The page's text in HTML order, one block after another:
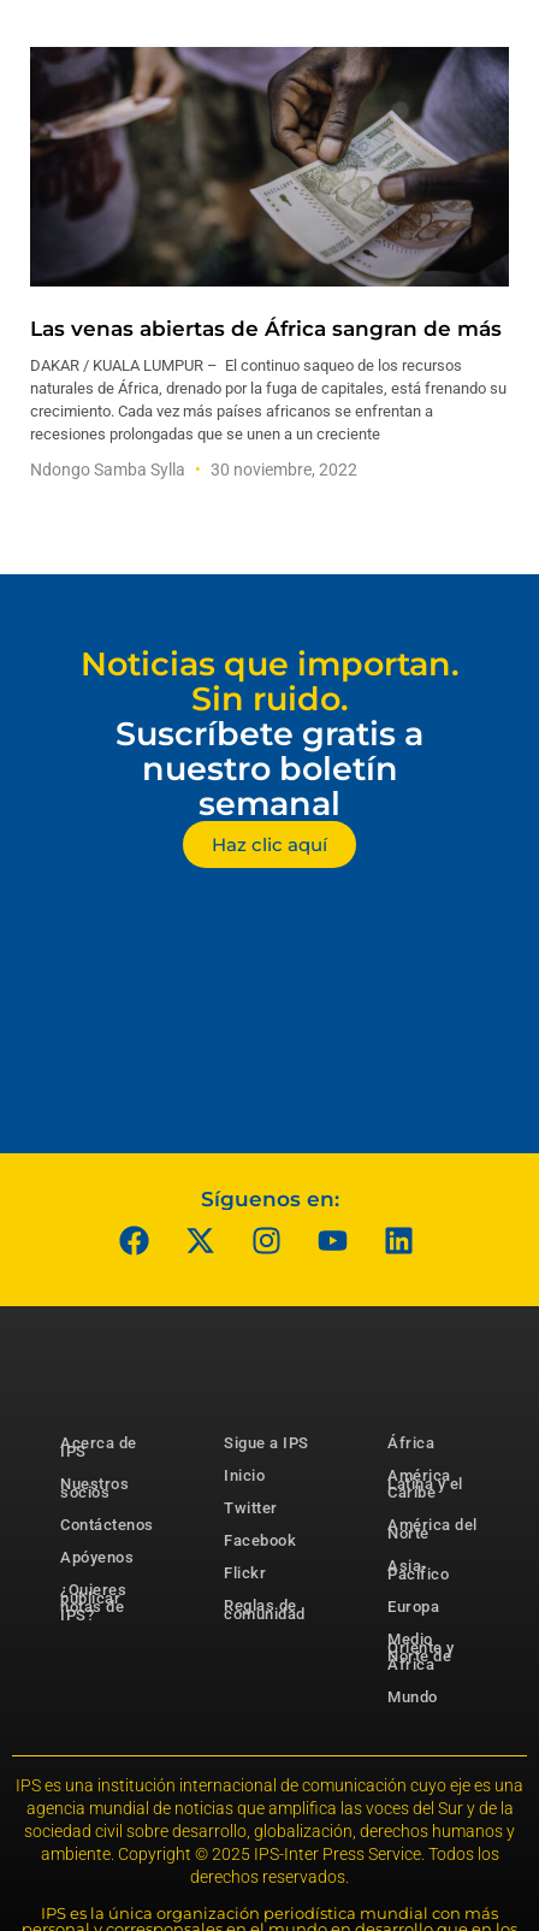
Las venas abiertas de África sangran de más
DAKAR / KUALA LUMPUR – El continuo saqueo de los recursos
naturales de África, drenado por la fuga de capitales, está frenando su
crecimiento. Cada vez más países africanos se enfrentan a
recesiones prolongadas que se unen a un creciente
Ndongo Samba Sylla 30 noviembre, 2022
Noticias que importan.
Sin ruido.
Suscríbete gratis a
nuestro boletín
semanal
Haz clic aquí
Síguenos en:
Acerca de
IPS
Nuestros
socios
Contáctenos
Apóyenos
¿Quieres
publicar
notas de
IPS?
Sigue a IPS
Inicio
Twitter
Facebook
Flickr
Reglas de
comunidad
África
América
Latina y el
Caribe
América del
Norte
Asia-
Pacífico
Europa
Medio
Oriente y
Norte de
África
Mundo
IPS es una institución internacional de comunicación cuyo eje es una
agencia mundial de noticias que amplifica las voces del Sur y de la
sociedad civil sobre desarrollo, globalización, derechos humanos y
ambiente. Copyright © 2025 IPS-Inter Press Service. Todos los
derechos reservados.
IPS es la única organización periodística mundial con más